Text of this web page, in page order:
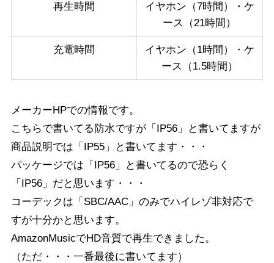
再生時間
イヤホン（7時間）・ケ
ース（21時間）
充電時間
イヤホン（1時間）・ケ
ース（1.5時間）
メーカーHPでの情報です。
こちらで書いてる防水ですが「IP56」と書いてますが
商品説明では「IP55」と書いてます・・・
パッケージでは「IP56」と書いてるので恐らく
「IP56」だと思います・・・
コーデックは「SBC/AAC」のみでハイレゾ非対応で
すが十分かと思います。
AmazonMusicでHD音質で再生できました。
（ただ・・・一番最後に書いてます）